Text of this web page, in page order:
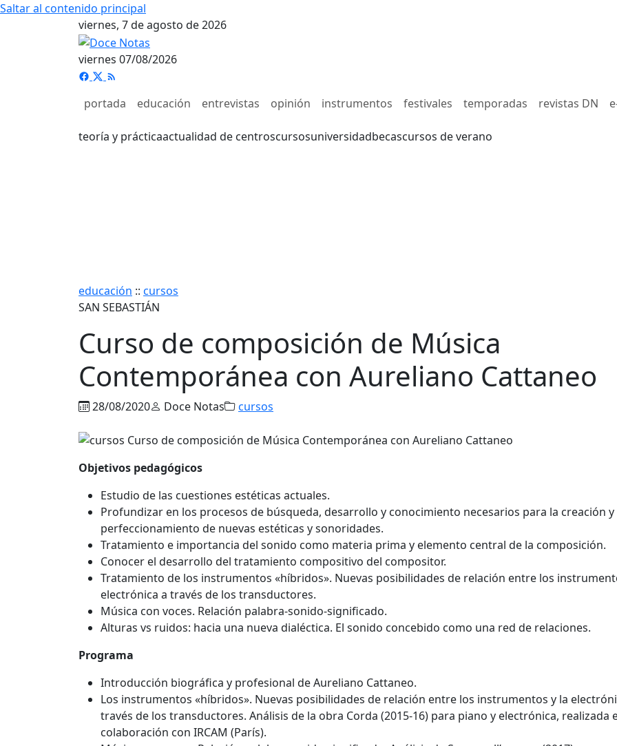
Saltar al contenido principal
viernes, 7 de agosto de 2026
viernes 07/08/2026
portada educación entrevistas opinión instrumentos festivales temporadas revistas DN
teoría y prácticaactualidad de centroscursosuniversidadbecascursos de verano
educación :: cursos
SAN SEBASTIÁN
Curso de composición de Música
Contemporánea con Aureliano Cattaneo
28/08/2020 Doce Notas cursos
Objetivos pedagógicos
Estudio de las cuestiones estéticas actuales.
Profundizar en los procesos de búsqueda, desarrollo y conocimiento necesarios para la creación y
perfeccionamiento de nuevas estéticas y sonoridades.
Tratamiento e importancia del sonido como materia prima y elemento central de la composición.
Conocer el desarrollo del tratamiento compositivo del compositor.
Tratamiento de los instrumentos «híbridos». Nuevas posibilidades de relación entre los
electrónica a través de los transductores.
Música con voces. Relación palabra-sonido-significado.
Alturas vs ruidos: hacia una nueva dialéctica. El sonido concebido como una red de relaciones.
Programa
Introducción biográfica y profesional de Aureliano Cattaneo.
Los instrumentos «híbridos». Nuevas posibilidades de relación entre los instrumentos y la
través de los transductores. Análisis de la obra Corda (2015-16) para piano y electrónica, realizada
colaboración con IRCAM (París).